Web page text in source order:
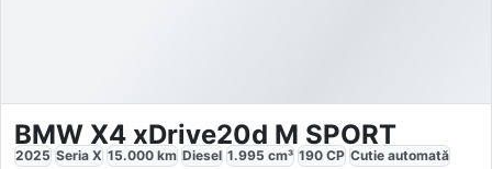
BMW X4 xDrive20d M SPORT
2025 Seria X 15.000 km Diesel 1.995 cm³ 190 CP Cutie automată